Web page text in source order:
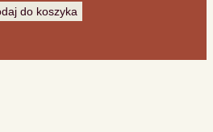
do koszyka